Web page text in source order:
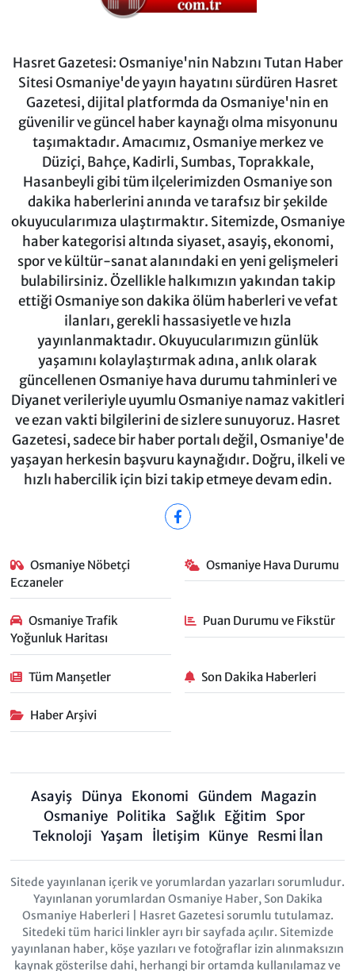
Hasret Gazetesi: Osmaniye'nin Nabzını Tutan Haber
Sitesi Osmaniye'de yayın hayatını sürdüren Hasret
Gazetesi, dijital platformda da Osmaniye'nin en
güvenilir ve güncel haber kaynağı olma misyonunu
taşımaktadır. Amacımız, Osmaniye merkez ve
Düziçi, Bahçe, Kadirli, Sumbas, Toprakkale,
Hasanbeyli gibi tüm ilçelerimizden Osmaniye son
dakika haberlerini anında ve tarafsız bir şekilde
okuyucularımıza ulaştırmaktır. Sitemizde, Osmaniye
haber kategorisi altında siyaset, asayiş, ekonomi,
spor ve kültür-sanat alanındaki en yeni gelişmeleri
bulabilirsiniz. Özellikle halkımızın yakından takip
ettiği Osmaniye son dakika ölüm haberleri ve vefat
ilanları, gerekli hassasiyetle ve hızla
yayınlanmaktadır. Okuyucularımızın günlük
yaşamını kolaylaştırmak adına, anlık olarak
güncellenen Osmaniye hava durumu tahminleri ve
Diyanet verileriyle uyumlu Osmaniye namaz vakitleri
ve ezan vakti bilgilerini de sizlere sunuyoruz. Hasret
Gazetesi, sadece bir haber portalı değil, Osmaniye'de
yaşayan herkesin başvuru kaynağıdır. Doğru, ilkeli ve
hızlı habercilik için bizi takip etmeye devam edin.
Osmaniye Nöbetçi
Eczaneler
Osmaniye Hava Durumu
Osmaniye Trafik
Yoğunluk Haritası
Puan Durumu ve Fikstür
Tüm Manşetler Son Dakika Haberleri
Haber Arşivi
Asayiş Dünya Ekonomi Gündem Magazin
Osmaniye Politika Sağlık Eğitim
Spor
Teknoloji Yaşam İletişim Künye Resmi İlan
Sitede yayınlanan içerik ve yorumlardan yazarları sorumludur.
Yayınlanan yorumlardan Osmaniye Haber, Son Dakika
Osmaniye Haberleri | Hasret Gazetesi sorumlu tutulamaz.
Sitedeki tüm harici linkler ayrı bir sayfada açılır. Sitemizde
yayınlanan haber, köşe yazıları ve fotoğraflar izin alınmaksızın
kaynak gösterilse dahi, herhangi bir ortamda kullanılamaz ve